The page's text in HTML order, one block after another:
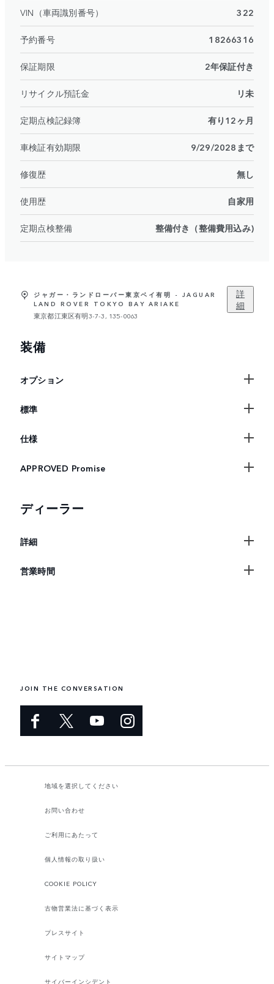
VIN（車両識別番号） 322
予約番号 18266316
保証期限 2年保証付き
リサイクル預託金 リ未
定期点検記録簿 有り12ヶ月
車検証有効期限 9/29/2028まで
修復歴 無し
使用歴 自家用
定期点検整備 整備付き（整備費用込み)
ジャガー・ランドローバー東京ベイ有明 - JAGUAR
LAND ROVER TOKYO BAY ARIAKE
東京都江東区有明3-7-3, 135-0063
詳
細
装備
オプション
標準
仕様
APPROVED Promise
ディーラー
詳細
営業時間
JOIN THE CONVERSATION
地域を選択してください​
お問い合わせ
ご利用にあたって
個人情報の取り扱い
COOKIE POLICY
古物営業法に基づく表示
プレスサイト
サイトマップ
サイバーインシデント